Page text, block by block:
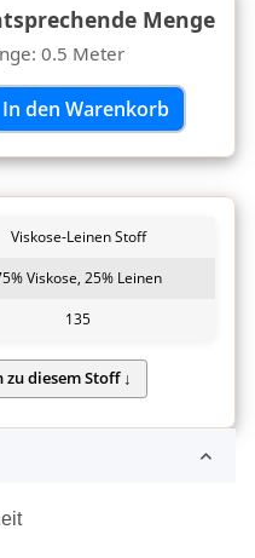
Menge
0.5 Meter
In den Warenkorb
Viskose-Leinen Stoff
Viskose, 25% Leinen
135